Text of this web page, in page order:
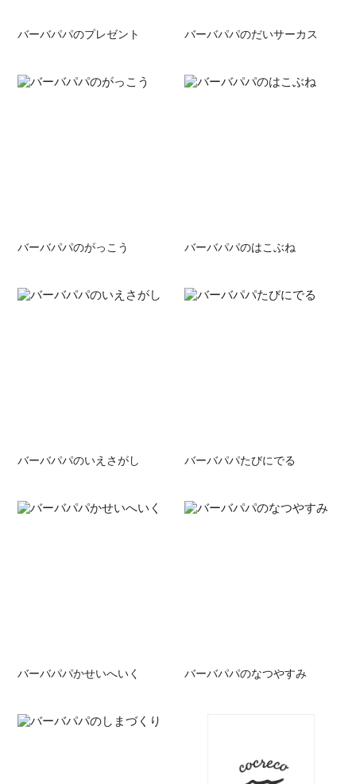
バーバパパのプレゼント バーバパパのだいサーカス
バーバパパのがっこう バーバパパのはこぶね
バーバパパのいえさがし バーバパパたびにでる
バーバパパかせいへいく バーバパパのなつやすみ